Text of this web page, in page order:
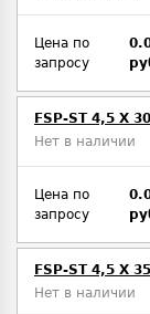
Цена по
запросу
FSP-ST 4,5 X
Нет в наличии
Цена по
запросу
FSP-ST 4,5 X
Нет в наличии